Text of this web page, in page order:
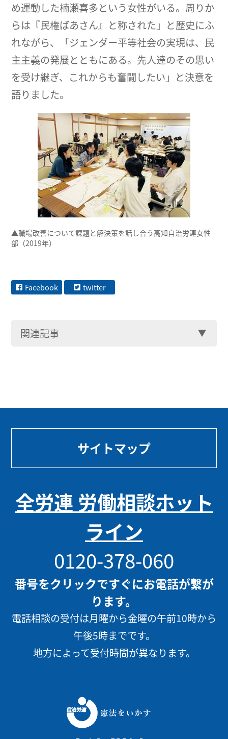
め運動した楠瀬喜多という女性がいる。周りか
らは『民権ばあさん』と称された」と歴史にふ
れながら、「ジェンダー平等社会の実現は、民
主主義の発展とともにある。先人達のその思い
を受け継ぎ、これからも奮闘したい」と決意を
語りました。
▲職場改善について課題と解決策を話し合う高知自治労連女性
部（2019年）
Facebook twitter
関連記事
サイトマップ
全労連 労働相談ホット
ライン
0120-378-060
番号をクリックですぐにお電話が繋が
ります。
電話相談の受付は月曜から金曜の午前10時から
午後5時までです。
地方によって受付時間が異なります。